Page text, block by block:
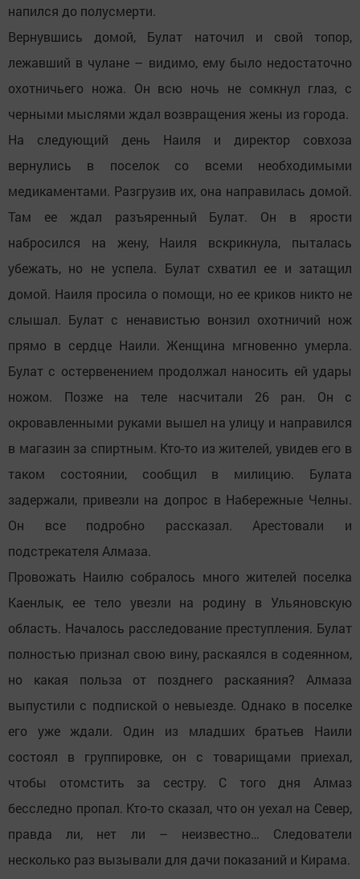
напился до полусмерти.
Вернувшись домой, Булат наточил и свой топор,
лежавший в чулане – видимо, ему было недостаточно
охотничьего ножа. Он всю ночь не сомкнул глаз, с
черными мыслями ждал возвращения жены из города.
На следующий день Наиля и директор совхоза
вернулись в поселок со всеми необходимыми
медикаментами. Разгрузив их, она направилась домой.
Там ее ждал разъяренный Булат. Он в ярости
набросился на жену, Наиля вскрикнула, пыталась
убежать, но не успела. Булат схватил ее и затащил
домой. Наиля просила о помощи, но ее криков никто не
слышал. Булат с ненавистью вонзил охотничий нож
прямо в сердце Наили. Женщина мгновенно умерла.
Булат с остервенением продолжал наносить ей удары
ножом. Позже на теле насчитали 26 ран. Он с
окровавленными руками вышел на улицу и направился
в магазин за спиртным. Кто-то из жителей, увидев его в
таком состоянии, сообщил в милицию. Булата
задержали, привезли на допрос в Набережные Челны.
Он все подробно рассказал. Арестовали и
подстрекателя Алмаза.
Провожать Наилю собралось много жителей поселка
Каенлык, ее тело увезли на родину в Ульяновскую
область. Началось расследование преступления. Булат
полностью признал свою вину, раскаялся в содеянном,
но какая польза от позднего раскаяния? Алмаза
выпустили с подпиской о невыезде. Однако в поселке
его уже ждали. Один из младших братьев Наили
состоял в группировке, он с товарищами приехал,
чтобы отомстить за сестру. С того дня Алмаз
бесследно пропал. Кто-то сказал, что он уехал на Север,
правда ли, нет ли – неизвестно… Следователи
несколько раз вызывали для дачи показаний и Кирама.